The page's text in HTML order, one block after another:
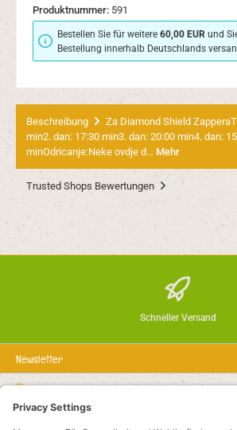
Produktnummer: 591
Bestellen Sie für weitere60,00 EUR und
Bestellung innerhalb Deutschlands
Beschreibung
Za Diamond Shield
min2. dan: 17:30 min3. dan: 20:00 min4. dan:
minOdricanje:Neke ovdje d… Mehr
Trusted Shops Bewertungen
Schneller Versand
Newsletter
Über uns
Rechtstexte